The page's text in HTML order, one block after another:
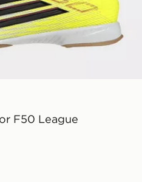
F50 League